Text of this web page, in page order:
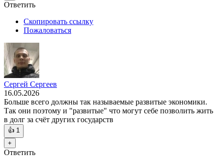
Ответить
Скопировать ссылку
Пожаловаться
Сергей Сергеев
16.05.2026
Больше всего должны так называемые развитые экономики.
Так они поэтому и "развитые" что могут себе позволить жить
в долг за счёт других государств
👍 1
+
Ответить